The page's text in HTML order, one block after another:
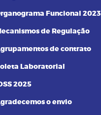
Funcional 2023
de Regulação
de contrato
Laboratorial
2025
o envio